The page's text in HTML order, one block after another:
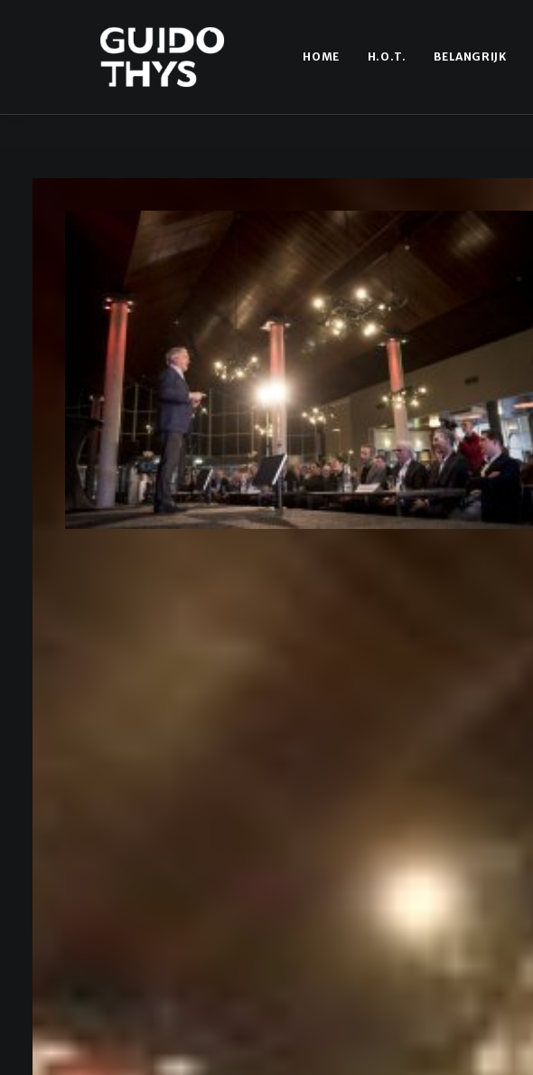
HOME H.O.T. BELANGRIJK